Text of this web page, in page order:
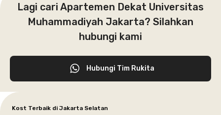
Lagi cari Apartemen Dekat Universitas
Muhammadiyah Jakarta? Silahkan
hubungi kami
Hubungi Tim Rukita
Kost Terbaik di Jakarta Selatan